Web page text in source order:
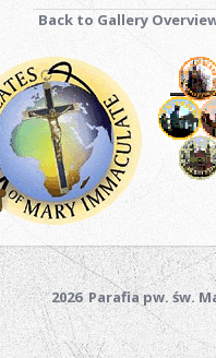
Back to Gallery
2026 Parafia pw. św.